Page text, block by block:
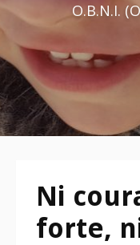
O.B.N.I.
Ni
forte,